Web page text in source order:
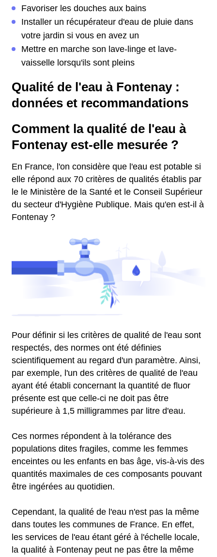
Favoriser les douches aux bains
Installer un récupérateur d'eau de pluie dans
votre jardin si vous en avez un
Mettre en marche son lave-linge et lave-
vaisselle lorsqu'ils sont pleins
Qualité de l'eau à Fontenay :
données et recommandations
Comment la qualité de l'eau à
Fontenay est-elle mesurée ?
En France, l'on considère que l'eau est potable si
elle répond aux 70 critères de qualités établis par
le le Ministère de la Santé et le Conseil Supérieur
du secteur d'Hygiène Publique. Mais qu'en est-il à
Fontenay ?
Pour définir si les critères de qualité de l'eau sont
respectés, des normes ont été définies
scientifiquement au regard d'un paramètre. Ainsi,
par exemple, l'un des critères de qualité de l'eau
ayant été établi concernant la quantité de fluor
présente est que celle-ci ne doit pas être
supérieure à 1,5 milligrammes par litre d'eau.
Ces normes répondent à la tolérance des
populations dites fragiles, comme les femmes
enceintes ou les enfants en bas âge, vis-à-vis des
quantités maximales de ces composants pouvant
être ingérées au quotidien.
Cependant, la qualité de l'eau n'est pas la même
dans toutes les communes de France. En effet,
les services de l'eau étant géré à l'échelle locale,
la qualité à Fontenay peut ne pas être la même